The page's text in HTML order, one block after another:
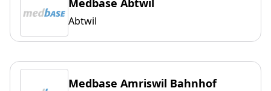
Abtwil
Medbase Amriswil Bahnhof